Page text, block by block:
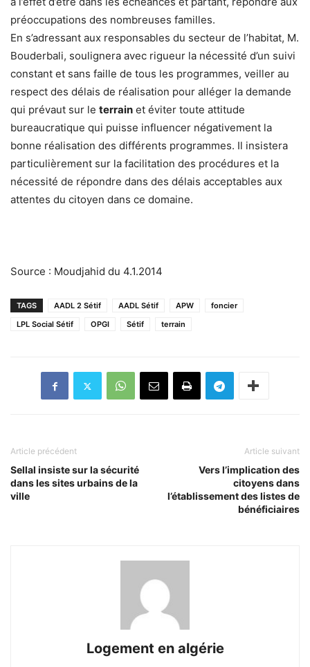
préoccupations des nombreuses familles.
En s’adressant aux responsables du secteur de l’habitat, M.
Bouderbali, soulignera avec rigueur la nécessité d’un suivi
constant et sans faille de tous les programmes, veiller au
respect des délais de réalisation pour alléger la demande
qui prévaut sur le terrain et éviter toute attitude
bureaucratique qui puisse influencer négativement la
bonne réalisation des différents programmes. Il insistera
particulièrement sur la facilitation des procédures et la
nécessité de répondre dans des délais acceptables aux
attentes du citoyen dans ce domaine.
Source : Moudjahid du 4.1.2014
TAGS AADL 2 Sétif AADL Sétif APW
foncier
LPL Social Sétif
OPGI Sétif terrain
Article précédent
Sellal insiste sur la sécurité
dans les sites urbains de la
ville
Article suivant
Vers l’implication des
citoyens dans
l’établissement des listes de
bénéficiaires
Logement en algérie